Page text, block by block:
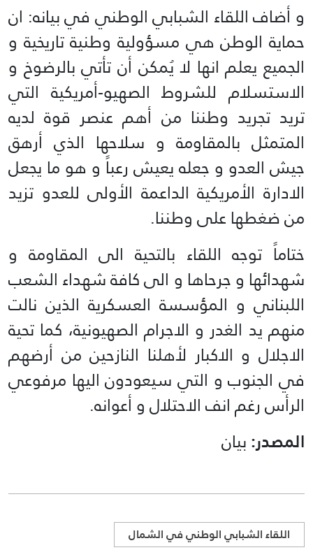
و أضاف اللقاء الشبابي الوطني في بيانه: ان
حماية الوطن هي مسؤولية وطنية تاريخية و
الجميع يعلم انها لا يُمكن أن تأتي بالرضوخ و
الاستسلام للشروط الصهيو-أمريكية التي
تريد تجريد وطننا من أهم عنصر قوة لديه
المتمثل بالمقاومة و سلاحها الذي أرهق
جيش العدو و جعله يعيش رعباً و هو ما يجعل
الادارة الأمريكية الداعمة الأولى للعدو تزيد
من ضغطها على وطننا.
ختاماً توجه اللقاء بالتحية الى المقاومة و
شهدائها و جرحاها و الى كافة شهداء الشعب
اللبناني و المؤسسة العسكرية الذين نالت
منهم يد الغدر و الاجرام الصهيونية، كما تحية
الاجلال و الاكبار لأهلنا النازحين من أرضهم
في الجنوب و التي سيعودون اليها مرفوعي
الرأس رغم انف الاحتلال و أعوانه.
المصدر:بيان
اللقاء الشبابي الوطني في الشمال